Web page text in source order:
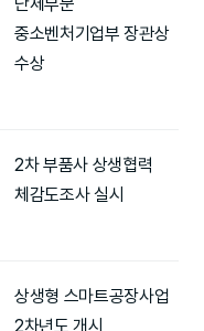
중소벤처기업부 장관상
수상
2차 부품사 상생협력
체감도조사 실시
상생형 스마트공장사업
2차년도 개시